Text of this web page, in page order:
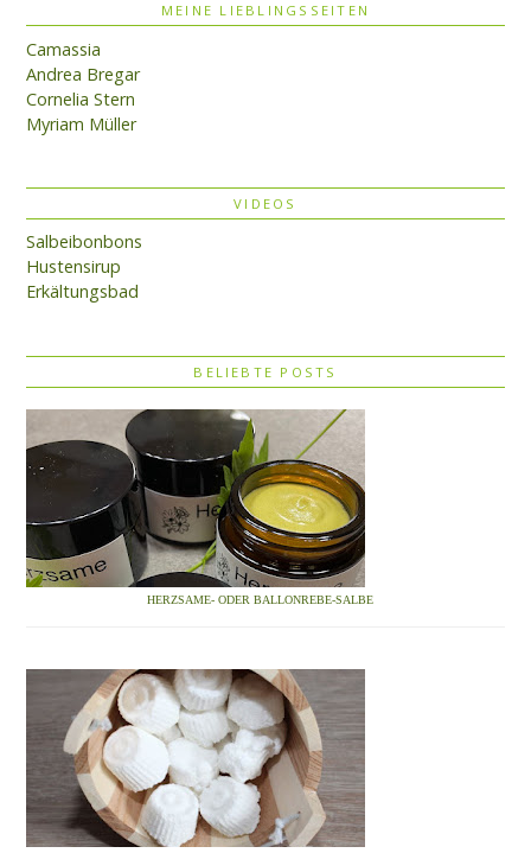
MEINE LIEBLINGSSEITEN
Camassia
Andrea Bregar
Cornelia Stern
Myriam Müller
VIDEOS
Salbeibonbons
Hustensirup
Erkältungsbad
BELIEBTE POSTS
HERZSAME- ODER BALLONREBE-SALBE